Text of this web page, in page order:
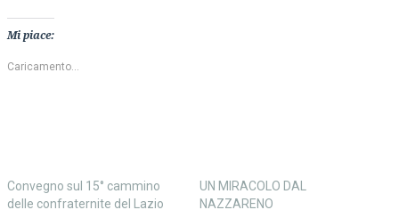
condividere
su
Twitter
apre
Mi piace:
Caricamento...
Convegno sul 15° cammino
delle confraternite del Lazio
UN MIRACOLO DAL
NAZZARENO